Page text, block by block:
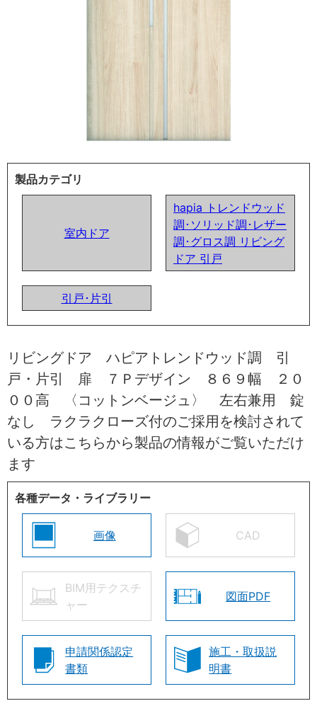
製品カテゴリ
室内ドア
hapia トレンドウッド
調･ソリッド調･レザー
調･グロス調 リビング
ドア 引戸
引戸･片引
リビングドア ハピアトレンドウッド調 引
戸・片引 扉 ７Ｐデザイン ８６９幅 ２０
００高 〈コットンベージュ〉 左右兼用 錠
なし ラクラクローズ付のご採用を検討されて
いる方はこちらから製品の情報がご覧いただけ
ます
各種データ・ライブラリー
画像 CAD
BIM用テクスチ
ャー
図面PDF
申請関係認定
書類
施工・取扱説
明書